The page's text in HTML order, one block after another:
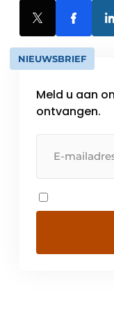
NIEUWSBRIEF
Meld u aan
ontvangen.